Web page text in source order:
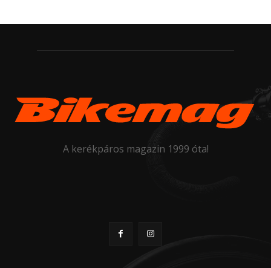
A kerékpáros magazin 1999 óta!